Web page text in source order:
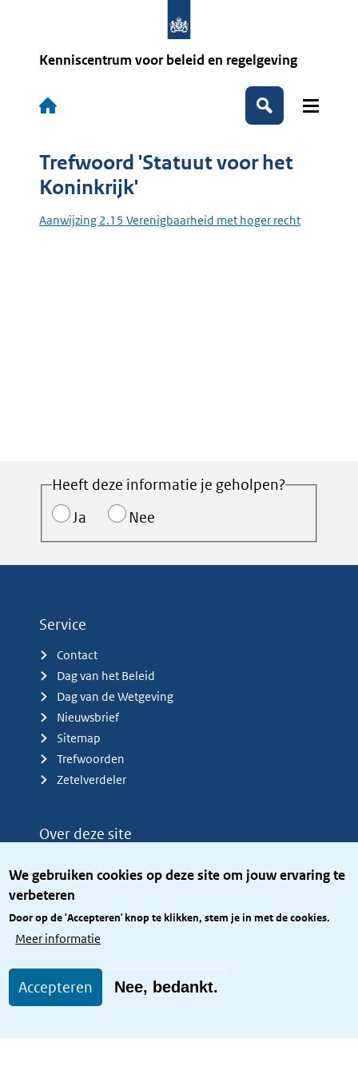
We gebruiken cookies op deze site om jouw ervaring te
verbeteren
Door op de 'Accepteren' knop te klikken, stem je in met de cookies.
Meer informatie
Accepteren Nee, bedankt.
Kenniscentrum voor beleid en regelgeving
Hoofdnavigatie
Zoeken
Trefwoord 'Statuut voor het
Koninkrijk'
Aanwijzing 2.15 Verenigbaarheid met hoger recht
Heeft deze informatie je geholpen?
Ja
Nee
Service
Contact
Dag van het Beleid
Dag van de Wetgeving
Nieuwsbrief
Sitemap
Trefwoorden
Zetelverdeler
Over deze site
Privacy
Toegang site openbaar
Toegankelijkheid